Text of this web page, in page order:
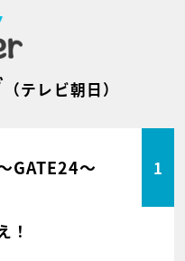
（テレビ朝日）
GATE24～ 1
！